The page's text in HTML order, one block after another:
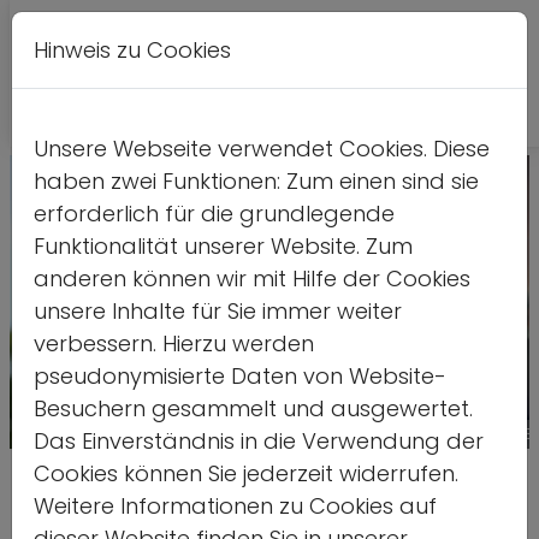
Quelle:
dsj und DOSB erneut Teil des
Hinweis zu Cookies
Unsere Webseite verwendet Cookies. Diese
haben zwei Funktionen: Zum einen sind sie
erforderlich für die grundlegende
Funktionalität unserer Website. Zum
anderen können wir mit Hilfe der Cookies
unsere Inhalte für Sie immer weiter
verbessern. Hierzu werden
pseudonymisierte Daten von Website-
Besuchern gesammelt und ausgewertet.
Das Einverständnis in die Verwendung der
Cookies können Sie jederzeit widerrufen.
Weitere Informationen zu Cookies auf